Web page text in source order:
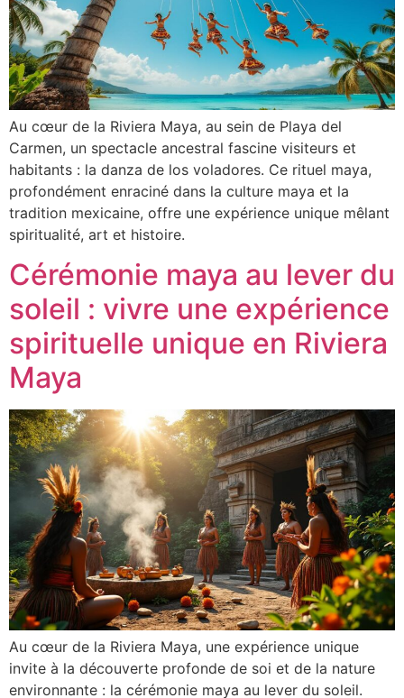
Au cœur de la Riviera Maya, au sein de Playa del
Carmen, un spectacle ancestral fascine visiteurs et
habitants : la danza de los voladores. Ce rituel maya,
profondément enraciné dans la culture maya et la
tradition mexicaine, offre une expérience unique mêlant
spiritualité, art et histoire.
Cérémonie maya au lever du
soleil : vivre une expérience
spirituelle unique en Riviera
Maya
Au cœur de la Riviera Maya, une expérience unique
invite à la découverte profonde de soi et de la nature
environnante : la cérémonie maya au lever du soleil.